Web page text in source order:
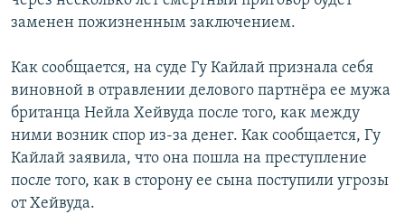
заменен пожизненным заключением.
Как сообщается, на суде Гу Кайлай признала себя
виновной в отравлении делового партнёра ее мужа
британца Нейла Хейвуда после того, как между
ними возник спор из-за денег. Как сообщается, Гу
Кайлай заявила, что она пошла на преступление
после того, как в сторону ее сына поступили угрозы
от Хейвуда.